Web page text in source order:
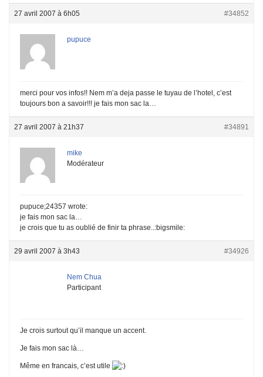
27 avril 2007 à 6h05 #34852
pupuce
merci pour vos infos!! Nem m’a deja passe le tuyau de l’hotel, c’est
toujours bon a savoir!!! je fais mon sac la…
27 avril 2007 à 21h37 #34891
mike
Modérateur
pupuce;24357 wrote:
je fais mon sac la…
je crois que tu as oublié de finir ta phrase..:bigsmile:
29 avril 2007 à 3h43 #34926
Nem Chua
Participant
Je crois surtout qu’il manque un accent.
Je fais mon sac là…
Même en francais, c’est utile